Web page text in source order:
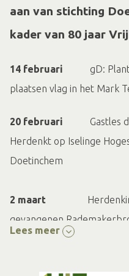
aan van stichting
kader van 80 jaar
14 februari
gD:
plaatsen vlag in het Mark
20 februari
Gastles
Herdenkt op Iselinge
Doetinchem
2 maart
Herdenking
gevangenen
bloemlegging
Lees meer